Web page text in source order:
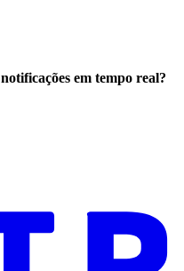
notificações em tempo real?